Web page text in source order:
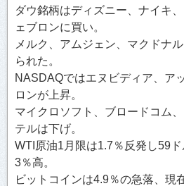
ダウ銘柄はディズニー、ナイキ
ェブロンに買い。
メルク、アムジェン、マクドナ
られた。
NASDAQではエヌビディア、ア
ロンが上昇。
マイクロソフト、ブロードコム
テルは下げ。
WTI原油1月限は1.7％反発し59
3％高。
ビットコインは4.9％の急落、現